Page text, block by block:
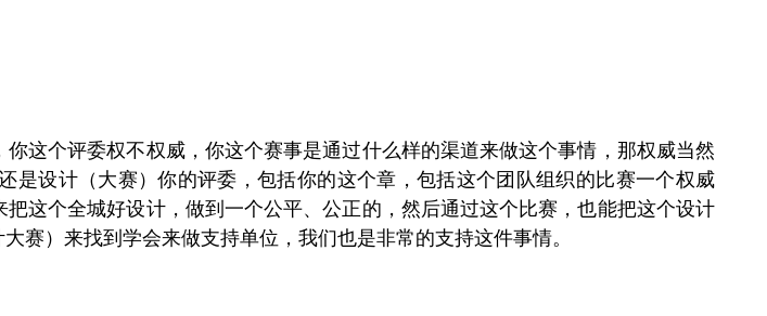
这个评委权不权威，你这个赛事是通过什么样的渠道来做这个事情，那权威当然
设计（大赛）你的评委，包括你的这个章，包括这个团队组织的比赛一个权威
这个全城好设计，做到一个公平、公正的，然后通过这个比赛，也能把这个设计
赛）来找到学会来做支持单位，我们也是非常的支持这件事情。